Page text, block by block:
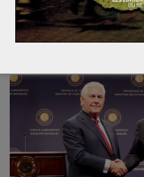
du règlement politique de la
Read More